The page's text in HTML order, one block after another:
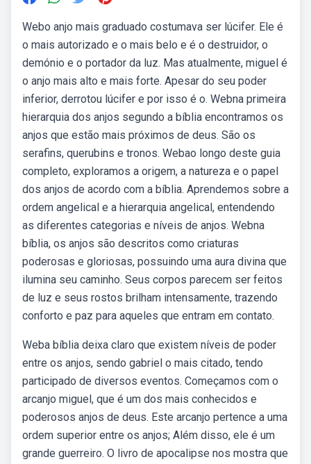
Webo anjo mais graduado costumava ser lúcifer. Ele é
o mais autorizado e o mais belo e é o destruidor, o
demónio e o portador da luz. Mas atualmente, miguel é
o anjo mais alto e mais forte. Apesar do seu poder
inferior, derrotou lúcifer e por isso é o. Webna primeira
hierarquia dos anjos segundo a bíblia encontramos os
anjos que estão mais próximos de deus. São os
serafins, querubins e tronos. Webao longo deste guia
completo, exploramos a origem, a natureza e o papel
dos anjos de acordo com a bíblia. Aprendemos sobre a
ordem angelical e a hierarquia angelical, entendendo
as diferentes categorias e níveis de anjos. Webna
bíblia, os anjos são descritos como criaturas
poderosas e gloriosas, possuindo uma aura divina que
ilumina seu caminho. Seus corpos parecem ser feitos
de luz e seus rostos brilham intensamente, trazendo
conforto e paz para aqueles que entram em contato.
Weba bíblia deixa claro que existem níveis de poder
entre os anjos, sendo gabriel o mais citado, tendo
participado de diversos eventos. Começamos com o
arcanjo miguel, que é um dos mais conhecidos e
poderosos anjos de deus. Este arcanjo pertence a uma
ordem superior entre os anjos; Além disso, ele é um
grande guerreiro. O livro de apocalipse nos mostra que